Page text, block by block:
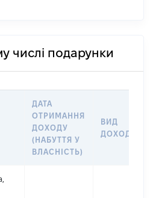
числі подарунки
ДАТА
ОТРИМАННЯ
ДОХОДУ
(НАБУТТЯ У
ВЛАСНІСТЬ)
ВИД
ДОХОДУ